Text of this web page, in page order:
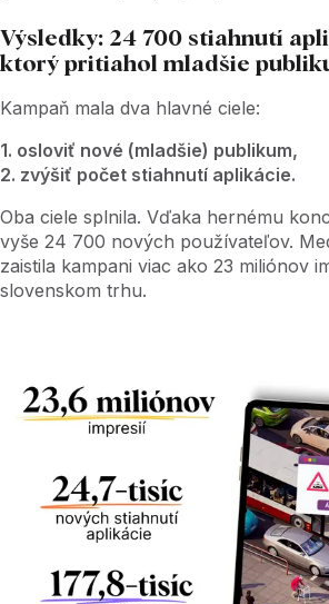
Výsledky: 24 700 stiahnutí
ktorý pritiahol mladšie
Kampaň mala dva hlavné ciele:
1. osloviť nové (mladšie) publikum,
2. zvýšiť počet stiahnutí aplikácie.
Oba ciele splnila. Vďaka hernému
vyše 24 700 nových používateľov.
zaistila kampani viac ako 23 miliónov
slovenskom trhu.